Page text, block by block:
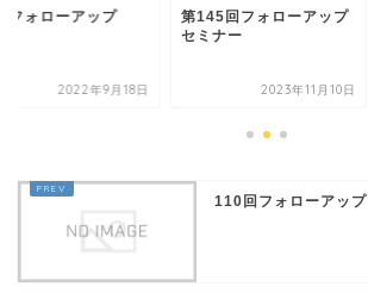
フォローアップ
2022年9月18日
第145回フォローアップ
セミナー
2023年11月10日
110回フォローアップ